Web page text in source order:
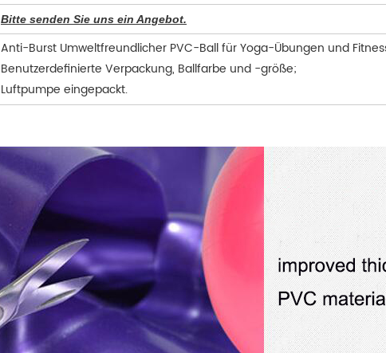
Bitte senden Sie uns ein Angebot.
Anti-Burst Umweltfreundlicher PVC-Ball für Yoga-Übungen und
Benutzerdefinierte Verpackung, Ballfarbe und -größe;
Luftpumpe eingepackt.